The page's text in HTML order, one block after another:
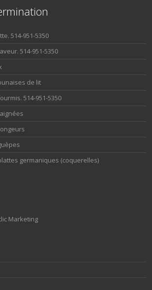
514-951-5350
514-951-5350
de lit
514-951-5350
germaniques (coquerelles)
Marketing